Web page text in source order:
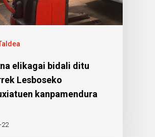
elikagai bidali ditu
Lesboseko
kanpamendura
22